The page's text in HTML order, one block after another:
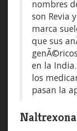
nombres
son Revia
marca
que sus
en la
los
pasan la